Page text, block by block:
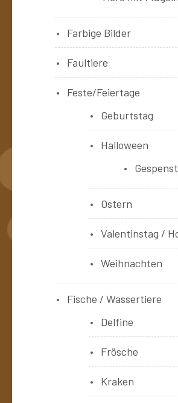
Farbige Bilder
Faultiere
Feste/Feiertage
Geburtstag
Halloween
Ostern
Valentinstag /
Weihnachten
Fische / Wassertiere
Delfine
Frösche
Kraken